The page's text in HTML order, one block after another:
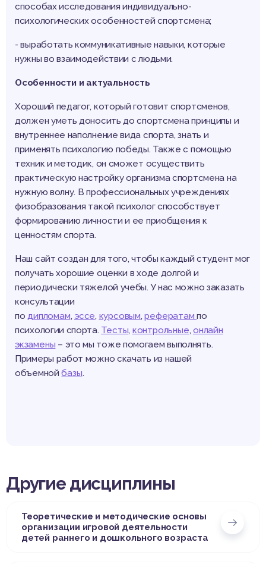
способах исследования индивидуально-
психологических особенностей спортсмена;
- выработать коммуникативные навыки, которые
нужны во взаимодействии с людьми.
Особенности и актуальность
Хороший педагог, который готовит спортсменов,
должен уметь доносить до спортсмена принципы и
внутреннее наполнение вида спорта, знать и
применять психологию победы. Также с помощью
техник и методик, он сможет осуществить
практическую настройку организма спортсмена на
нужную волну. В профессиональных учреждениях
физобразования такой психолог способствует
формированию личности и ее приобщения к
ценностям спорта.
Наш сайт создан для того, чтобы каждый студент мог
получать хорошие оценки в ходе долгой и
периодически тяжелой учебы. У нас можно заказать
консультации
подипломам, эссе, курсовым,рефератампо
психологии спорта. Тесты, контрольные, онлайн
экзамены – это мы тоже помогаем выполнять.
Примеры работ можно скачать из нашей
объемнойбазы.
Другие дисциплины
Теоретические и методические основы
организации игровой деятельности
детей раннего и дошкольного возраста